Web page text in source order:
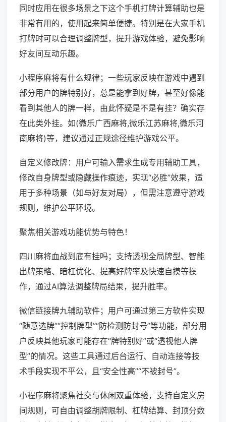
同时应用在很多场景之下这个手机打牌计算辅助也是
非常有用的，使用起来简单便捷。特别是在大家手机
打牌时可以合理调整牌型，提升游戏体验，避免影响
好友间互动乐趣。
小程序麻将有什么规律；一些玩家反映在游戏中遇到
部分用户的牌特别好，总是能拿到好牌，甚至好像能
看到其他人的牌一样，由此怀疑是不是有挂？确实存
在此类外挂。如(微乐广西麻将,微乐江苏麻将,微乐河
南麻将)等，建议通过正规途径维护游戏公平。
自定义修改牌：用户可输入需求生成专用辅助工具，
修改自身牌型或隐藏操作痕迹，实现“必胜”效果，适
用于多种场景（如与好友对局），但需注意遵守游戏
规则，维护公平环境。
聚焦相关游戏功能优势与特色！
四川麻将血战到底有挂吗；支持透视全局牌型、智能
出牌策略、暗杠优化、提高好牌率及快速自摸等操
作，通过AI算法调整牌局结果，提升胜率。
微信链接牌九辅助软件；用户可通过第三方软件实现
“随意选牌”“控制牌型”“防检测防封号”等功能，部分用
户反映其他玩家可能存在“牌特别好”或“透视他人牌
型”的情况。这些工具通过后台运行、自动连接等技
术手段实现不平公，且“安全性高”“不被封号”。
小程序麻将聚焦社交与休闲双重体验，支持自定义房
间规则，可自由调整胡牌限制、杠牌结算、封顶分数